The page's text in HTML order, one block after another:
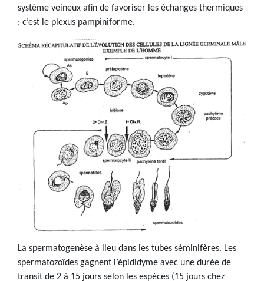
système veineux afin de favoriser les échanges thermiques
: c’est le plexus pampiniforme.
La spermatogenèse à lieu dans les tubes séminifères. Les
spermatozoïdes gagnent l’épididyme avec une durée de
transit de 2 à 15 jours selon les espèces (15 jours chez